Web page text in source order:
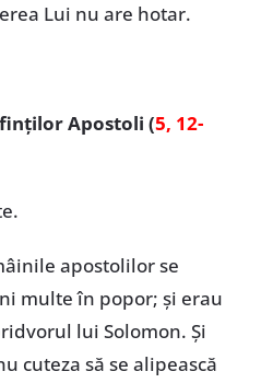
Lui nu are hotar.
Apostoli (5, 12-
apostolilor se
multe în popor; și erau
lui Solomon. Și
cuteza să se alipească